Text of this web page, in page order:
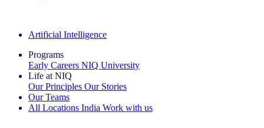
Artificial Intelligence
Programs
Early Careers NIQ University
Life at NIQ
Our Principles Our Stories
Our Teams
All Locations India Work with us